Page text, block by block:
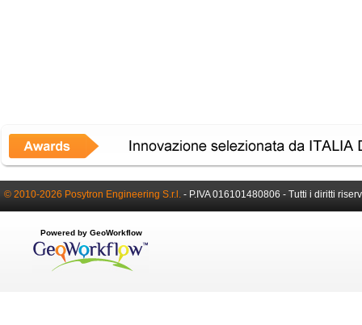
© 2010-2026 Posytron Engineering S.r.l. - P.IVA 016101480806 - Tutti i diritti
Powered by GeoWorkflow